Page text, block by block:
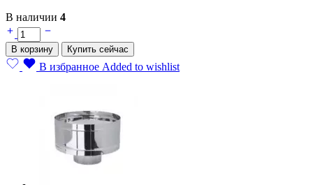
В наличии 4
Зонт
с
ветрозащитой
нерж.сталь
В корзину Купить сейчас
В избранное Added to wishlist